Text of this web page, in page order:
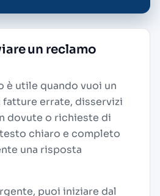
un reclamo
è utile quando vuoi un
errate, disservizi
dovute o richieste di
chiaro e completo
una risposta
puoi iniziare dal